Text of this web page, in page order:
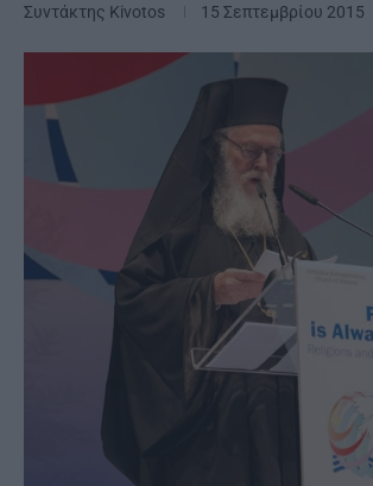
Συντάκτης Kivotos 15 Σεπτεμβρίου 2015